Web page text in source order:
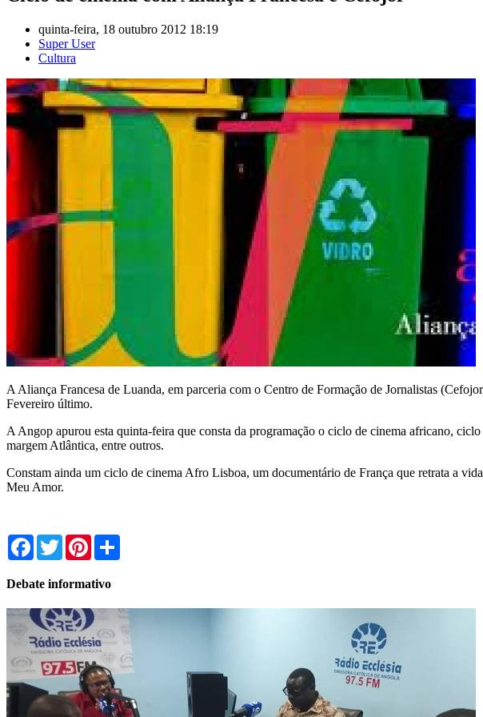
quinta-feira, 18 outubro 2012 18:19
Super User
Cultura
A Aliança Francesa de Luanda, em parceria com o Centro de Formação de Jornalistas
Fevereiro último.
A Angop apurou esta quinta-feira que consta da programação o ciclo de cinema africano,
margem Atlântica, entre outros.
Constam ainda um ciclo de cinema Afro Lisboa, um documentário de França que retrata a
Meu Amor.
Facebook
TwitterPinterest
Debate informativo